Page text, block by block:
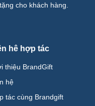
cho khách hàng.
hê hợp tác
thiệu BrandGift
hệ
tác cùng Brandgift